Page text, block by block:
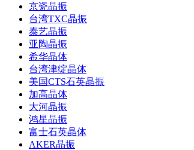
京瓷晶振
台湾TXC晶振
泰艺晶振
亚陶晶振
希华晶体
台湾津绽晶体
美国CTS石英晶振
加高晶体
大河晶振
鸿星晶振
富士石英晶体
AKER晶振